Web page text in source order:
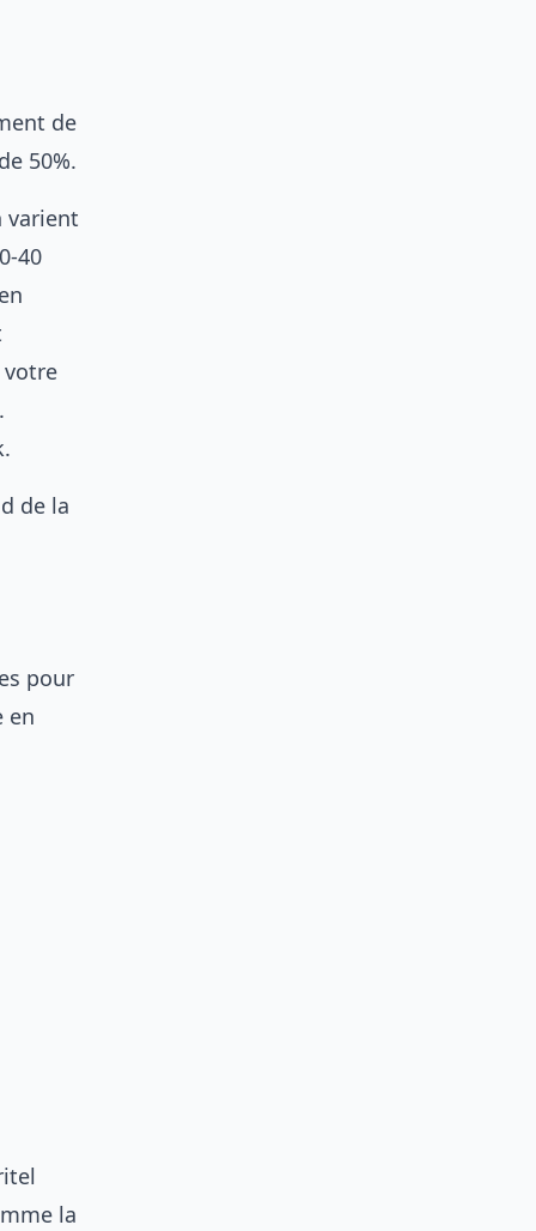
de
50%.
varient
40
votre
de la
pour
en
la